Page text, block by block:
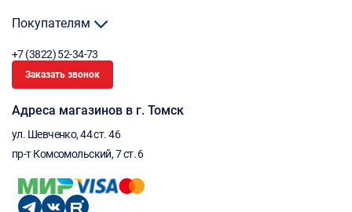
Покупателям
+7 (3822) 52-34-73
Заказать звонок
Адреса магазинов в г. Томск
ул. Шевченко, 44 ст. 46
пр-т Комсомольский, 7 ст. 6